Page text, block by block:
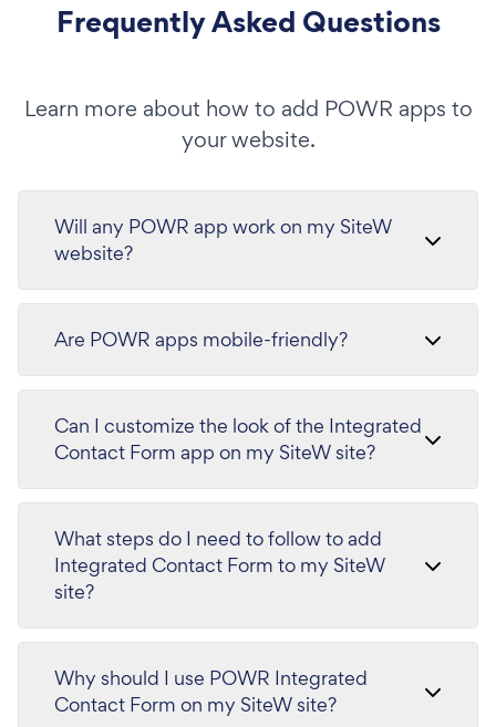
Frequently Asked Questions
Learn more about how to add POWR apps to
your website.
Will any POWR app work on my SiteW
website?
Are POWR apps mobile-friendly?
Can I customize the look of the Integrated
Contact Form app on my SiteW site?
What steps do I need to follow to add
Integrated Contact Form to my SiteW
site?
Why should I use POWR Integrated
Contact Form on my SiteW site?